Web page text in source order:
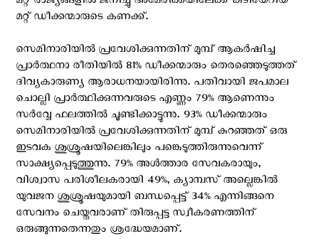
മറ്റ് ഡീക്കന്മാരുടെ കണക്ക്.
സെമിനാരിയിൽ പ്രവേശിക്കുന്നതിന് മുമ്പ് ആകര്‍ഷിച്ച
പ്രാർത്ഥനാ രീതിയില്‍ 81% ഡീക്കന്മാരും തെരഞ്ഞെടുത്തത്
ദിവ്യകാരുണ്യ ആരാധനയായിരിന്നു. പതിവായി ജപമാല
ചൊല്ലി പ്രാർത്ഥിക്കുന്നവരുടെ എണ്ണം 79% ആണെന്നും
സര്‍വ്വേ ഫലത്തില്‍ ചൂണ്ടിക്കാട്ടുന്നു. 93% ഡീക്കന്മാരും
സെമിനാരിയിൽ പ്രവേശിക്കുന്നതിന് മുമ്പ് കുറഞ്ഞത് ഒരു
ഇടവക ശുശ്രൂഷയിലെങ്കിലും പങ്കെടുത്തിരുന്നുവെന്ന്
സാക്ഷ്യപ്പെടുത്തുന്നു. 79% അൾത്താര സേവകരായും,
വിശ്വാസ പരിശീലകരായി 49%, ക്യാമ്പസ് അല്ലെങ്കിൽ
യുവജന ശുശ്രൂഷയുമായി ബന്ധപ്പെട്ട് 34% എന്നിങ്ങനെ
സേവനം ചെയ്തവരാണ് തിരുപ്പട്ട സ്വീകരണത്തിന്
ഒരുങ്ങുന്നതെന്നതും ശ്രദ്ധേയമാണ്.